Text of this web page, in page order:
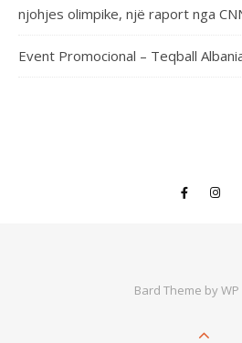
njohjes olimpike, një raport nga
Event Promocional – Teqball
Bard Theme by